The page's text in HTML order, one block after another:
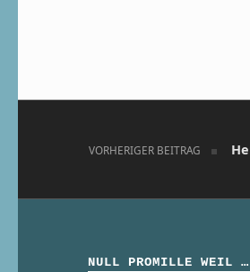
VORHERIGER BEITRAG
NULL PROMILLE WEIL …